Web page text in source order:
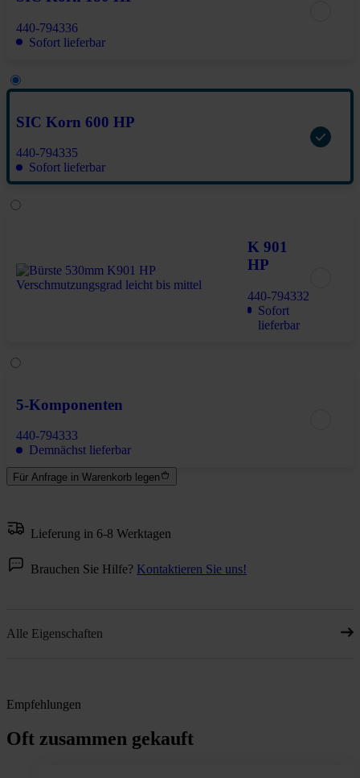
440-794336
Sofort lieferbar
SIC Korn 600 HP
440-794335
Sofort lieferbar
K 901
HP
440-794332
Sofort
lieferbar
5-Komponenten
440-794333
Demnächst lieferbar
Für Anfrage in Warenkorb legen
Lieferung in 6-8 Werktagen
Brauchen Sie Hilfe? Kontaktieren Sie uns!
Alle Eigenschaften
Empfehlungen
Oft zusammen gekauft